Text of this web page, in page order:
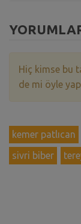
Hiç kimse bu
de mi öyle
kemer patlıcan
sivri biber